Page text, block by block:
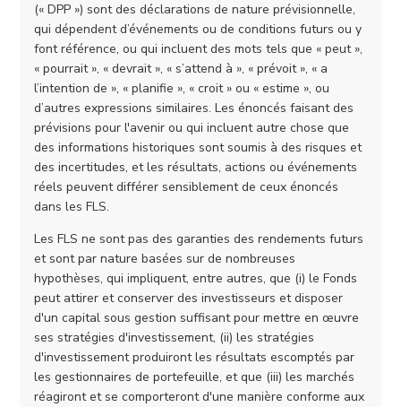
(« DPP ») sont des déclarations de nature prévisionnelle,
qui dépendent d’événements ou de conditions futurs ou y
font référence, ou qui incluent des mots tels que « peut »,
« pourrait », « devrait », « s’attend à », « prévoit », « a
l’intention de », « planifie », « croit » ou « estime », ou
d’autres expressions similaires. Les énoncés faisant des
prévisions pour l'avenir ou qui incluent autre chose que
des informations historiques sont soumis à des risques et
des incertitudes, et les résultats, actions ou événements
réels peuvent différer sensiblement de ceux énoncés
dans les FLS.
Les FLS ne sont pas des garanties des rendements futurs
et sont par nature basées sur de nombreuses
hypothèses, qui impliquent, entre autres, que (i) le Fonds
peut attirer et conserver des investisseurs et disposer
d'un capital sous gestion suffisant pour mettre en œuvre
ses stratégies d'investissement, (ii) les stratégies
d'investissement produiront les résultats escomptés par
les gestionnaires de portefeuille, et que (iii) les marchés
réagiront et se comporteront d'une manière conforme aux